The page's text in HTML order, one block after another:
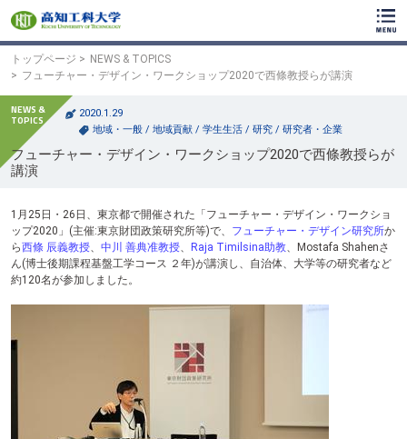
ッ
ン
テ
トップページ
NEWS & TOPICS
フューチャー・デザイン・ワークショップ2020で西條教授らが講演
2020.1.29
地域・一般 / 地域貢献 / 学生生活 / 研究 / 研究者・企業
フューチャー・デザイン・ワークショップ2020で西條教授らが
講演
1月25日・26日、東京都で開催された「フューチャー・デザイン・ワークショ
ップ2020」(主催:東京財団政策研究所等)で、 フューチャー・デザイン研究所か
ら西條 辰義教授、 中川 善典准教授、 Raja Timilsina助教、Mostafa Shahenさ
ん(博士後期課程基盤工学コース ２年)が講演し、自治体、大学等の研究者など
約120名が参加しました。